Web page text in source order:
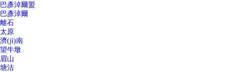
巴彥淖爾盟
巴彥淖爾
離石
太原
濟(jì)南
望牛墩
眉山
塘沽